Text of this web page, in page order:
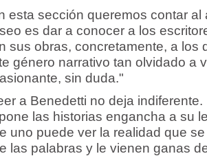
esta sección queremos contar al
es dar a conocer a los
sus obras, concretamente, a los
género narrativo tan olvidado a
sin duda."
a Benedetti no deja
las historias engancha a su
uno puede ver la realidad que
las palabras y le vienen ganas